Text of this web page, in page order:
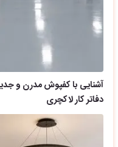
آشنایی با کفپوش مدرن و
دفاتر کار لاکچری